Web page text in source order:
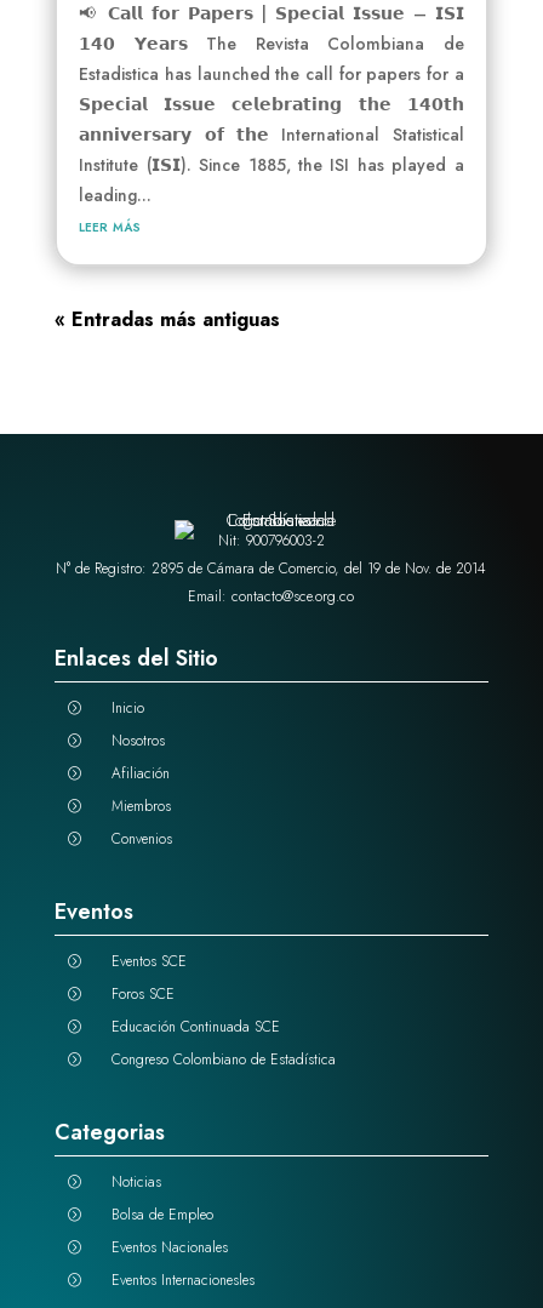
📢 𝗖𝗮𝗹𝗹 𝗳𝗼𝗿 𝗣𝗮𝗽𝗲𝗿𝘀 | 𝗦𝗽𝗲𝗰𝗶𝗮𝗹 𝗜𝘀𝘀𝘂𝗲 – 𝗜𝗦𝗜
𝟭𝟰𝟬 𝗬𝗲𝗮𝗿𝘀 The Revista Colombiana de
Estadistica has launched the call for papers for a
𝗦𝗽𝗲𝗰𝗶𝗮𝗹 𝗜𝘀𝘀𝘂𝗲 𝗰𝗲𝗹𝗲𝗯𝗿𝗮𝘁𝗶𝗻𝗴 𝘁𝗵𝗲 𝟭𝟰𝟬𝘁𝗵
𝗮𝗻𝗻𝗶𝘃𝗲𝗿𝘀𝗮𝗿𝘆 𝗼𝗳 𝘁𝗵𝗲 International Statistical
Institute (𝗜𝗦𝗜). Since 1885, the ISI has played a
leading...
leer más
« Entradas más antiguas
Nit: 900796003-2
N° de Registro: 2895 de Cámara de Comercio, del 19 de Nov. de 2014
Email: contacto@sce.org.co
Enlaces del Sitio
= Inicio
= Nosotros
= Afiliación
= Miembros
= Convenios
Eventos
= Eventos SCE
= Foros SCE
= Educación Continuada SCE
= Congreso Colombiano de Estadística
Categorias
= Noticias
= Bolsa de Empleo
= Eventos Nacionales
= Eventos Internacionesles